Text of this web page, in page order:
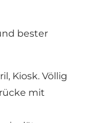
bester
Kiosk. Völlig
mit